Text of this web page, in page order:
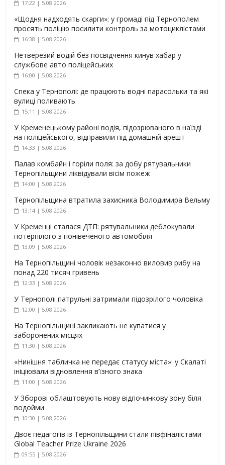
17:22 | 5.08.2026
«Щодня надходять скарги»: у громаді під Тернополем
просять поліцію посилити контроль за мотоциклістами
16:38 | 5.08.2026
Нетверезий водій без посвідчення кинув хабар у
службове авто поліцейських
16:00 | 5.08.2026
Спека у Тернополі: де працюють водні парасольки та які
вулиці поливають
15:11 | 5.08.2026
У Кременецькому районі водія, підозрюваного в наїзді
на поліцейського, відправили під домашній арешт
14:33 | 5.08.2026
Палав комбайн і горіли поля: за добу рятувальники
Тернопільщини ліквідували вісім пожеж
14:00 | 5.08.2026
Тернопільщина втратила захисника Володимира Вельму
13:14 | 5.08.2026
У Кременці сталася ДТП: рятувальники деблокували
потерпілого з понівеченого автомобіля
13:09 | 5.08.2026
На Тернопільщині чоловік незаконно виловив рибу на
понад 220 тисяч гривень
12:33 | 5.08.2026
У Тернополі патрульні затримали підозрілого чоловіка
12:00 | 5.08.2026
На Тернопільщині закликають не купатися у
заборонених місцях
11:30 | 5.08.2026
«Нинішня табличка не передає статусу міста»: у Скалаті
ініціювали відновлення в’їзного знака
11:00 | 5.08.2026
У Зборові облаштовують нову відпочинкову зону біля
водойми
10:30 | 5.08.2026
Двоє педагогів із Тернопільщини стали півфіналістами
Global Teacher Prize Ukraine 2026
09:55 | 5.08.2026